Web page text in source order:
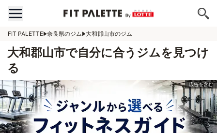
FIT PALETTE 奈良県のジム 大和郡山市のジム
大和郡山市で自分に合うジムを見つけ
る